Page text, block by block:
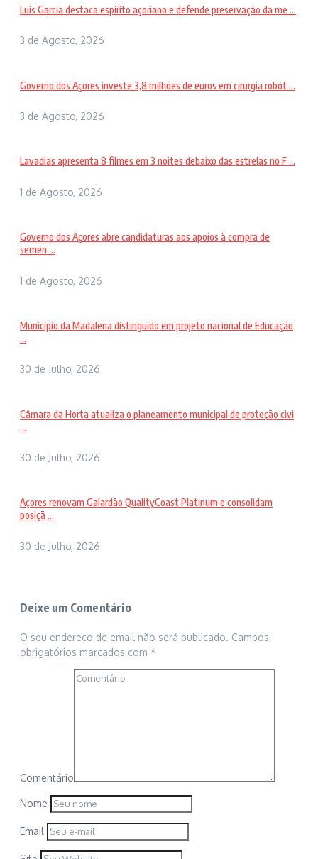
Luís Garcia destaca espírito açoriano e defende preservação da me ...
3 de Agosto, 2026
Governo dos Açores investe 3,8 milhões de euros em cirurgia robót ...
3 de Agosto, 2026
Lavadias apresenta 8 filmes em 3 noites debaixo das estrelas no F ...
1 de Agosto, 2026
Governo dos Açores abre candidaturas aos apoios à compra de
semen ...
1 de Agosto, 2026
Município da Madalena distinguido em projeto nacional de Educação
...
30 de Julho, 2026
Câmara da Horta atualiza o planeamento municipal de proteção civi
...
30 de Julho, 2026
Açores renovam Galardão QualityCoast Platinum e consolidam
posiçã ...
30 de Julho, 2026
Deixe um Comentário
O seu endereço de email não será publicado. Campos
obrigatórios marcados com *
Comentário
Nome
Email